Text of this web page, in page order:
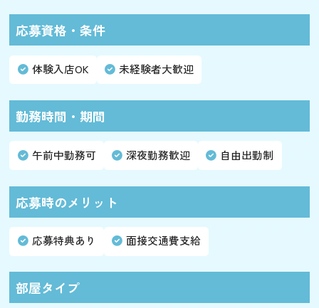
応募資格・条件
体験入店OK 未経験者大歓迎
勤務時間・期間
午前中勤務可 深夜勤務歓迎 自由出勤制
応募時のメリット
応募特典あり 面接交通費支給
部屋タイプ